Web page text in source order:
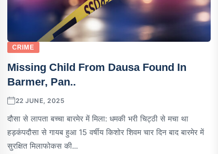
CRIME
Missing Child From Dausa Found In
Barmer, Pan..
22 JUNE, 2025
दौसा से लापता बच्चा बारमेर में मिला: धमकी भरी चिट्ठी से मचा था
हड़कंपदौसा से गायब हुआ 15 वर्षीय किशोर शिवम चार दिन बाद बारमेर में
सुरक्षित मिलाफोकस की...